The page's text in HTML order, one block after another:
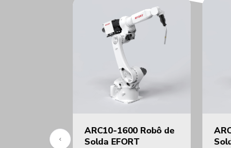
ARC10-1600 Robô de
Solda EFORT